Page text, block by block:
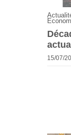
15/07/